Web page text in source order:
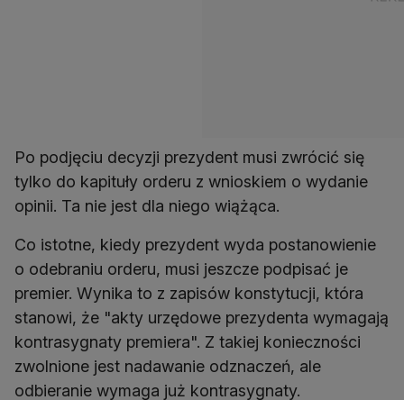
Po podjęciu decyzji prezydent musi zwrócić się
tylko do kapituły orderu z wnioskiem o wydanie
opinii. Ta nie jest dla niego wiążąca.
Co istotne, kiedy prezydent wyda postanowienie
o odebraniu orderu, musi jeszcze podpisać je
premier. Wynika to z zapisów konstytucji, która
stanowi, że "akty urzędowe prezydenta wymagają
kontrasygnaty premiera". Z takiej konieczności
zwolnione jest nadawanie odznaczeń, ale
odbieranie wymaga już kontrasygnaty.